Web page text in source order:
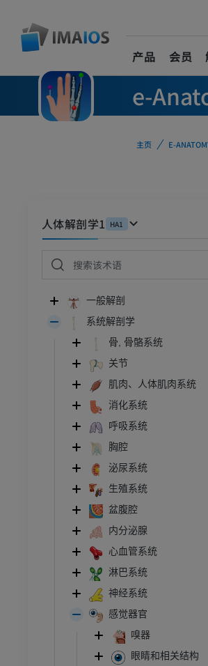
产品 会员
e-
主页 E-
人体解剖学1 HA1
一般解剖
系统解剖学
骨, 骨骼系统
关节
肌肉、人体肌肉系统
消化系统
呼吸系统
胸腔
泌尿系统
生殖系统
盆腹腔
内分泌腺
心血管系统
淋巴系统
神经系统
感觉器官
嗅器
眼睛和相关结构